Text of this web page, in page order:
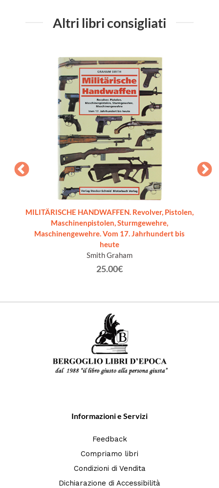
Altri libri consigliati
MILITÄRISCHE HANDWAFFEN. Revolver, Pistolen,
Maschinenpistolen, Sturmgewehre,
Maschinengewehre. Vom 17. Jahrhundert bis
heute
Smith Graham
25.00€
Informazioni e Servizi
Feedback
Compriamo libri
Condizioni di Vendita
Dichiarazione di Accessibilità